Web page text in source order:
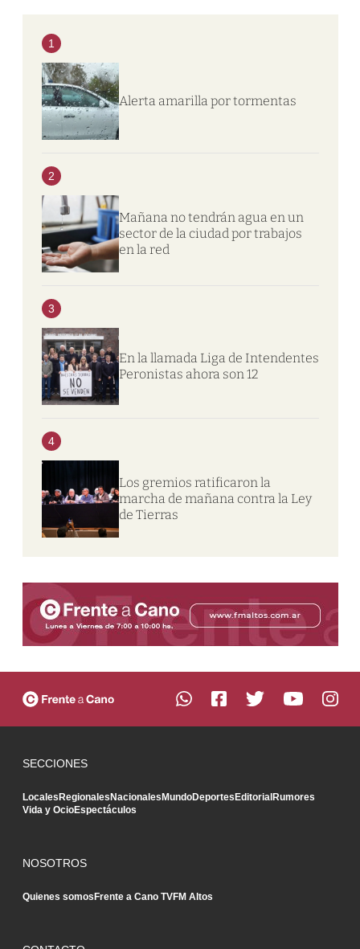
1
Alerta amarilla por tormentas
2
Mañana no tendrán agua en un
sector de la ciudad por trabajos
en la red
3
En la llamada Liga de Intendentes
Peronistas ahora son 12
4
Los gremios ratificaron la
marcha de mañana contra la Ley
de Tierras
SECCIONES
LocalesRegionalesNacionalesMundoDeportesEditorialRumores
Vida y OcioEspectáculos
NOSOTROS
Quienes somosFrente a Cano TVFM Altos